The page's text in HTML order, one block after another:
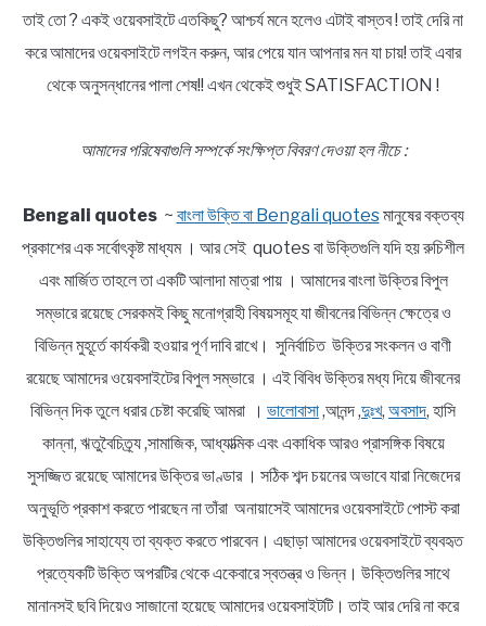
তাই তো ? একই ওয়েবসাইটে এতকিছু? আশ্চর্য মনে হলেও এটাই বাস্তব ! তাই দেরি না
করে আমাদের ওয়েবসাইটে লগইন করুন, আর পেয়ে যান আপনার মন যা চায়! তাই এবার
থেকে অনুসন্ধানের পালা শেষ!! এখন থেকেই শুধুই SATISFACTION !
আমাদের পরিষেবাগুলি সম্পর্কে সংক্ষিপ্ত বিবরণ দেওয়া হল নীচে :
Bengali quotes~ বাংলা উক্তি বা Bengali quotesমানুষের বক্তব্য
প্রকাশের এক সর্বোৎকৃষ্ট মাধ্যম । আর সেই quotes বা উক্তিগুলি যদি হয় রুচিশীল
এবং মার্জিত তাহলে তা একটি আলাদা মাত্রা পায় । আমাদের বাংলা উক্তির বিপুল
সম্ভারে রয়েছে সেরকমই কিছু মনোগ্রাহী বিষয়সমূহ যা জীবনের বিভিন্ন ক্ষেত্রে ও
বিভিন্ন মুহূর্তে কার্যকরী হওয়ার পূর্ণ দাবি রাখে। সুনির্বাচিত উক্তির সংকলন ও বাণী
রয়েছে আমাদের ওয়েবসাইটের বিপুল সম্ভারে । এই বিবিধ উক্তির মধ্য দিয়ে জীবনের
বিভিন্ন দিক তুলে ধরার চেষ্টা করেছি আমরা । ভালোবাসা,আনন্দ ,দুঃখ, অবসাদ, হাসি
কান্না, ঋতুবৈচিত্র্য ,সামাজিক, আধ্যাত্মিক এবং একাধিক আরও প্রাসঙ্গিক বিষয়ে
সুসজ্জিত রয়েছে আমাদের উক্তির ভাণ্ডার । সঠিক শব্দ চয়নের অভাবে যারা নিজেদের
অনুভূতি প্রকাশ করতে পারছেন না তাঁরা অনায়াসেই আমাদের ওয়েবসাইটে পোস্ট করা
উক্তিগুলির সাহায্যে তা ব্যক্ত করতে পারবেন। এছাড়া আমাদের ওয়েবসাইটে ব্যবহৃত
প্রত্যেকটি উক্তি অপরটির থেকে একেবারে স্বতন্ত্র ও ভিন্ন। উক্তিগুলির সাথে
মানানসই ছবি দিয়েও সাজানো হয়েছে আমাদের ওয়েবসাইটটি। তাই আর দেরি না করে